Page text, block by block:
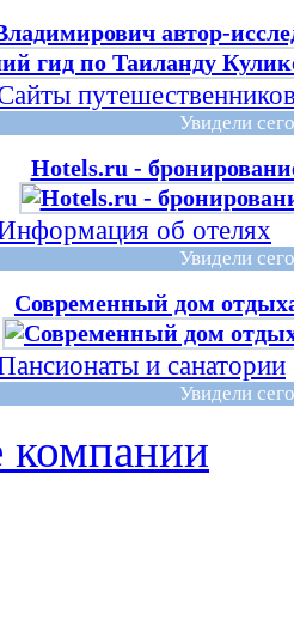
автор-
Увидели
Hotels.ru -
об отелях
Увидели
Современный дом
и санатории
Увидели
компании